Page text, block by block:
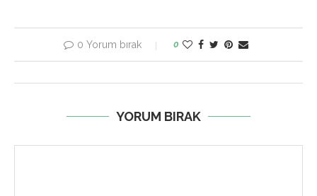
0 Yorum bırak 0
YORUM BIRAK